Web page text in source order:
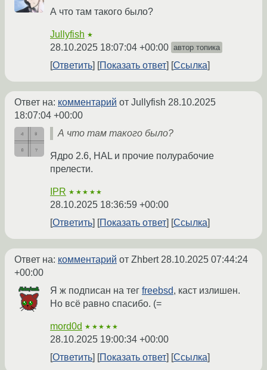
А что там такого было?
Jullyfish ★
28.10.2025 18:07:04 +00:00 автор топика
Ответить Показать ответ Ссылка
Ответ на: комментарий от Jullyfish 28.10.2025
18:07:04 +00:00
А что там такого было?
Ядро 2.6, HAL и прочие полурабочие
прелести.
IPR ★★★★★
28.10.2025 18:36:59 +00:00
Ответить
Показать ответ Ссылка
Ответ на: комментарий от Zhbert 28.10.2025 07:44:24
+00:00
Я ж подписан на тег freebsd, каст излишен.
Но всё равно спасибо. (=
mord0d ★★★★★
28.10.2025 19:00:34 +00:00
Ответить
Показать ответ Ссылка